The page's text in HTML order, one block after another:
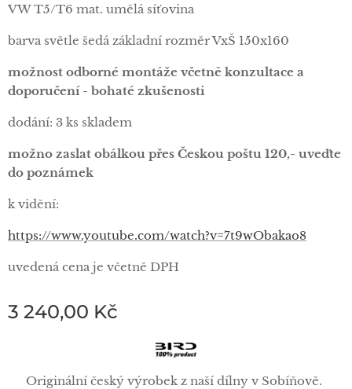
VW T5/T6 mat. umělá síťovina
barva světle šedá základní rozměr VxŠ 150x160
možnost odborné montáže včetně konzultace a
doporučení - bohaté zkušenosti
dodání: 3 ks skladem
možno zaslat obálkou přes Českou poštu 120,- uveďte
do poznámek
k vidění:
https://www.youtube.com/watch?v=7t9wObakao8
uvedená cena je včetně DPH
3 240,00 Kč
🦅 Originální český výrobek z naší dílny v Sobíňově.